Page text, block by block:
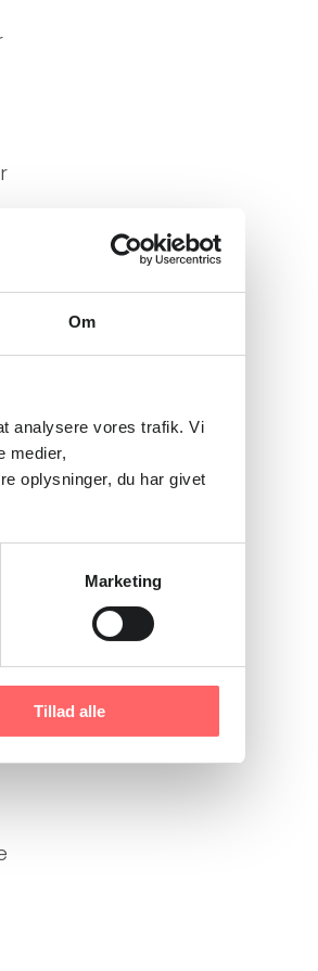
Om
analysere vores trafik. Vi
medier,
oplysninger, du har givet
Marketing
Tillad alle